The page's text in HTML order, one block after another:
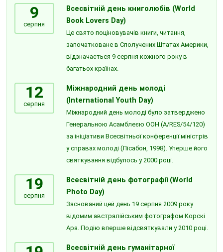
9
серпня
Всесвітній день книголюбів (World
Book Lovers Day)
Це свято поціновувачів книги, читання,
започатковане в Сполучених Штатах Америки,
відзначається 9 серпня кожного року в
багатьох країнах.
12
серпня
Міжнародний день молоді
(International Youth Day)
Міжнародний день молоді було затверджено
Генеральною Асамблеєю ООН (A/RES/54/120)
за ініціативи Всесвітньої конференції міністрів
у справах молоді (Лісабон, 1998). Уперше його
святкування відбулось у 2000 році.
19
серпня
Всесвітній день фотографії (World
Photo Day)
Заснований цей день 19 серпня 2009 року
відомим австралійським фотографом Корскі
Ара. Подію вперше відсвяткували у 2010 році.
Всесвітній день гуманітарної